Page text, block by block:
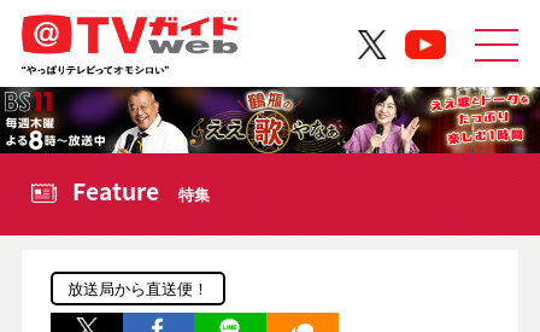
Feature 特集
放送局から直送便！